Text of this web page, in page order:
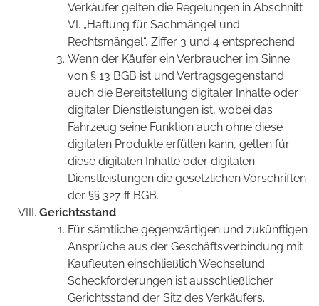
Verkäufer gelten die Regelungen in Abschnitt
VI. „Haftung für Sachmängel und
Rechtsmängel“, Ziffer 3 und 4 entsprechend.
Wenn der Käufer ein Verbraucher im Sinne
von § 13 BGB ist und Vertragsgegenstand
auch die Bereitstellung digitaler Inhalte oder
digitaler Dienstleistungen ist, wobei das
Fahrzeug seine Funktion auch ohne diese
digitalen Produkte erfüllen kann, gelten für
diese digitalen Inhalte oder digitalen
Dienstleistungen die gesetzlichen Vorschriften
der §§ 327 ff BGB.
Gerichtsstand
Für sämtliche gegenwärtigen und zukünftigen
Ansprüche aus der Geschäftsverbindung mit
Kaufleuten einschließlich Wechselund
Scheckforderungen ist ausschließlicher
Gerichtsstand der Sitz des Verkäufers.